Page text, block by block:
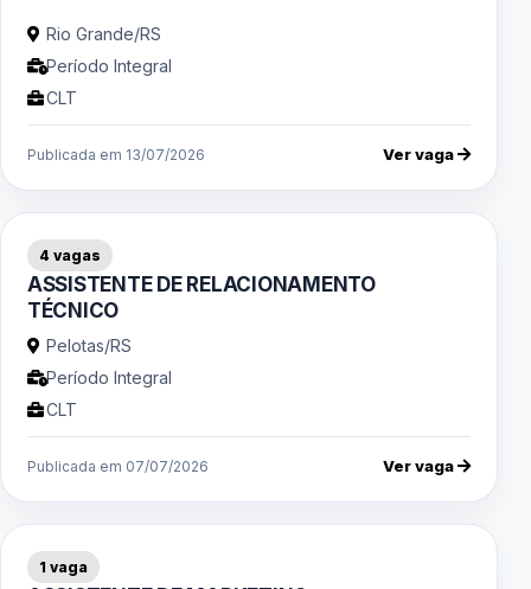
Rio Grande/RS
Período Integral
CLT
Publicada em 13/07/2026 Ver vaga
4 vagas
ASSISTENTE DE RELACIONAMENTO
TÉCNICO
Pelotas/RS
Período Integral
CLT
Publicada em 07/07/2026 Ver vaga
1 vaga